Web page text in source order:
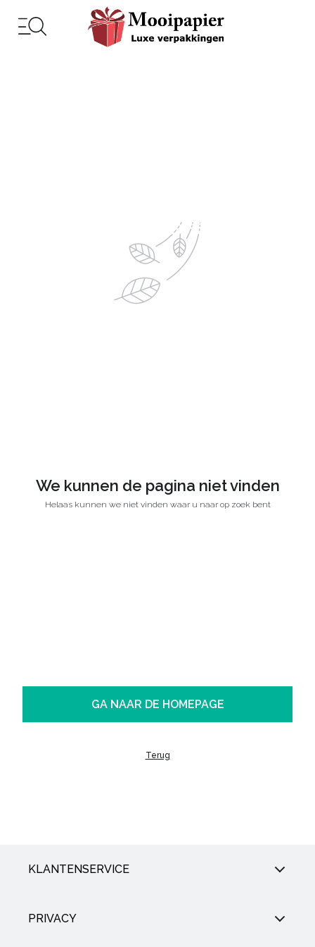
We kunnen de pagina niet vinden
Helaas kunnen we niet vinden waar u naar op zoek bent
GA NAAR DE HOMEPAGE
Terug
KLANTENSERVICE
PRIVACY